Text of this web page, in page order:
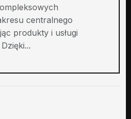
centralnego
produkty i usługi